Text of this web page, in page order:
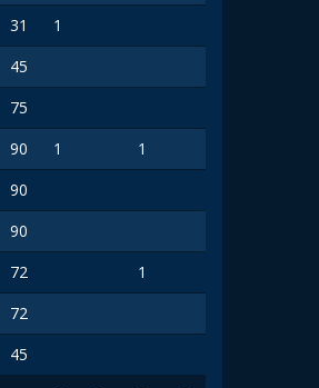
31
1
45
75
90 1
1
90
90
72
1
72
45